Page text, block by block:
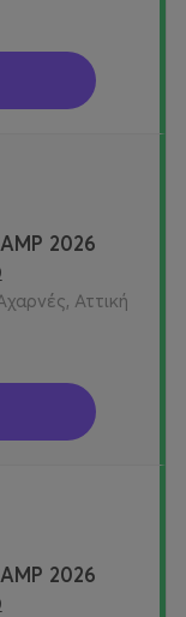
2026
Αττική
2026